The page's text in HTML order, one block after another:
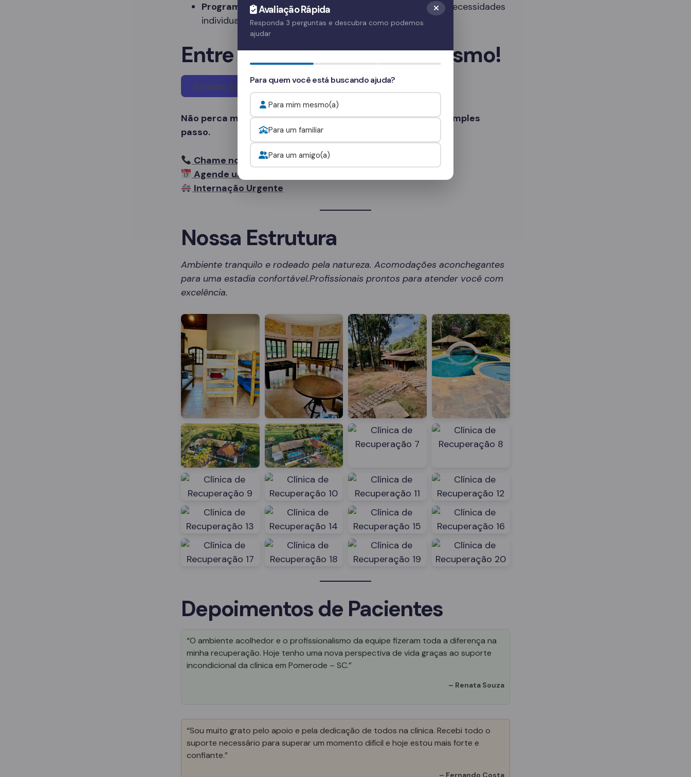
Programas Personalizados: Tratamentos adaptados às necessidades
individuais de cada paciente.
Entre em Contato Agora Mesmo!
Contato Agora
Não perca mais tempo. Sua recuperação começa com um simples
passo.
Chame no WhatsApp
Agende uma Avaliação Gratuita
Internação Urgente
Nossa Estrutura
Ambiente tranquilo e rodeado pela natureza. Acomodações aconchegantes
para uma estadia confortável.Profissionais prontos para atender você com
excelência.
Depoimentos de Pacientes
“O ambiente acolhedor e o profissionalismo da equipe fizeram toda a diferença na
minha recuperação. Hoje tenho uma nova perspectiva de vida graças ao suporte
incondicional da clínica em Pomerode – SC.”
– Renata Souza
“Sou muito grato pelo apoio e pela dedicação de todos na clínica. Recebi todo o
suporte necessário para superar um momento difícil e hoje estou mais forte e
confiante.”
– Fernando Costa
Avaliação Rápida
Responda 3 perguntas e descubra como podemos
ajudar
Para quem você está buscando ajuda?
Para mim mesmo(a)
Para um familiar
Para um amigo(a)